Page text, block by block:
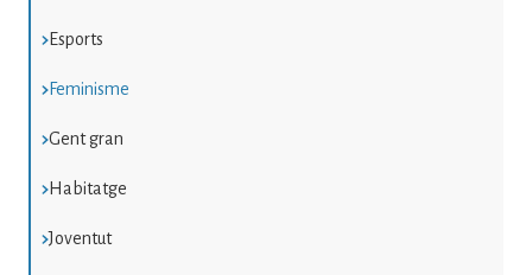
Esports
Feminisme
Gent gran
Habitatge
Joventut